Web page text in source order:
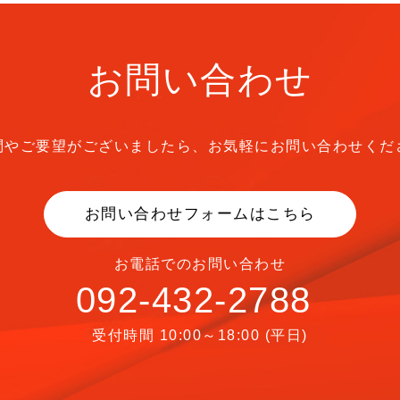
お問い合わせ
ご要望がございましたら、 お気軽にお問い合わせくだ
お問い合わせフォームはこちら
お電話でのお問い合わせ
092-432-2788
受付時間 10:00～18:00 (平日)